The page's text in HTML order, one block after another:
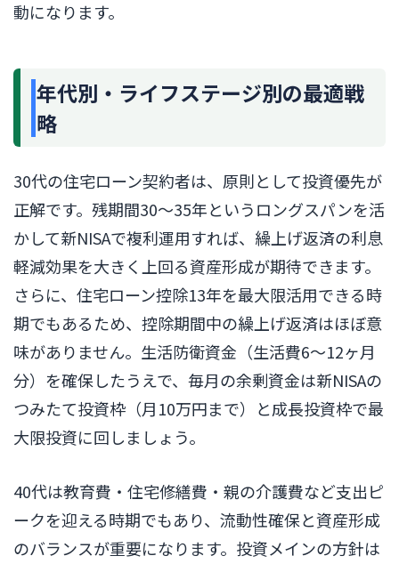
動になります。
年代別・ライフステージ別の最適戦
略
30代の住宅ローン契約者は、原則として投資優先が
正解です。残期間30〜35年というロングスパンを活
かして新NISAで複利運用すれば、繰上げ返済の利息
軽減効果を大きく上回る資産形成が期待できます。
さらに、住宅ローン控除13年を最大限活用できる時
期でもあるため、控除期間中の繰上げ返済はほぼ意
味がありません。生活防衛資金（生活費6〜12ヶ月
分）を確保したうえで、毎月の余剰資金は新NISAの
つみたて投資枠（月10万円まで）と成長投資枠で最
大限投資に回しましょう。
40代は教育費・住宅修繕費・親の介護費など支出ピ
ークを迎える時期でもあり、流動性確保と資産形成
のバランスが重要になります。投資メインの方針は